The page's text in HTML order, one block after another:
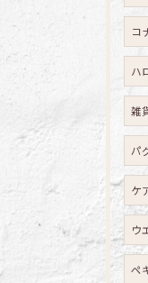
コ
ハ
雑
パ
ケ
ウ
ペ